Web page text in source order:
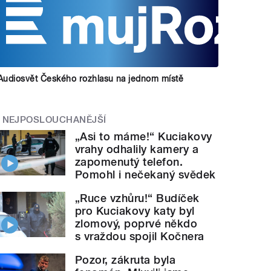
Českého rozhlasu na jednom místě
NEJPOSLOUCHANĚJŠÍ
„Asi to máme!“ Kuciakovy
vrahy odhalily kamery a
zapomenutý telefon.
Pomohl i nečekaný svědek
„Ruce vzhůru!“ Budíček
pro Kuciakovy katy byl
zlomový, poprvé někdo
s vraždou spojil Kočnera
Pozor, zákruta byla